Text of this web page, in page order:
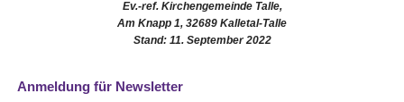
Ev.-ref. Kirchengemeinde Talle,
Am Knapp 1, 32689 Kalletal-Talle
Stand: 11. September 2022
Anmeldung für Newsletter